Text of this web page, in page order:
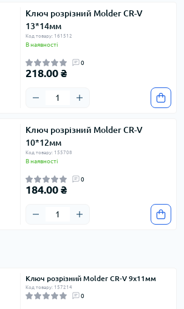
Ключ розрізний Molder CR-V
13*14мм
Код товару: 161512
В наявності
0
218.00 ₴
Ключ розрізний Molder CR-V
10*12мм
Код товару: 155708
В наявності
0
184.00 ₴
Ключ розрізний Molder CR-V 9х11мм
Код товару: 157214
0